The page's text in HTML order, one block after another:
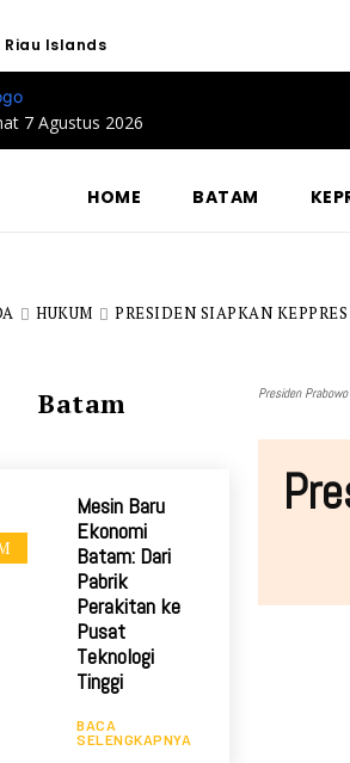
Riau Islands
7 Agustus 2026
HOME BATAM
HUKUM PRESIDEN SIAPKAN
Batam
Mesin Baru
Ekonomi
Batam: Dari
Pabrik
Perakitan ke
Pusat
Teknologi
Tinggi
BACA
SELENGKAPNYA
Presiden